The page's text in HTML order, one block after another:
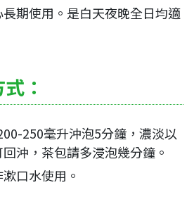
期使用。是白天夜晚全日均適
：
250毫升沖泡5分鐘，濃淡以
沖，茶包請多浸泡幾分鐘。
口水使用。